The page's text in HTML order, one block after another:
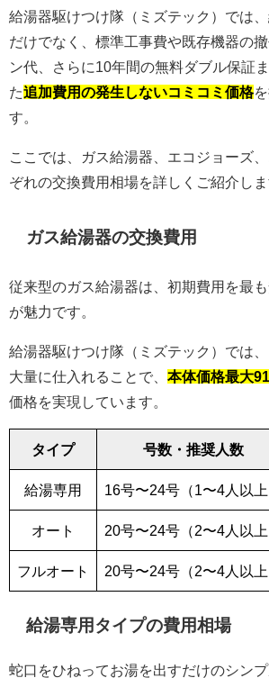
給湯器駆けつけ隊（ミズテック）では
だけでなく、標準工事費や既存機器の
ン代、さらに10年間の無料ダブル保証
た追加費用の発生しないコミコミ価格
す。
ここでは、ガス給湯器、エコジョーズ
ぞれの交換費用相場を詳しくご紹介しま
ガス給湯器の交換費用
従来型のガス給湯器は、初期費用を最
が魅力です。
給湯器駆けつけ隊（ミズテック）では
大量に仕入れることで、 本体価格最大
価格を実現しています。
タイプ 号数・推奨人数
給湯専用 16号〜24号（1〜4人以上
オート 20号〜24号（2〜4人以上
フルオート 20号〜24号（2〜4人以上
給湯専用タイプの費用相場
蛇口をひねってお湯を出すだけのシン